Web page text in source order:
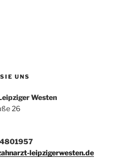
UNS
Westen
26
leipzigerwesten.de